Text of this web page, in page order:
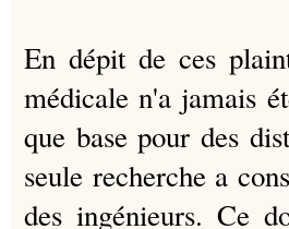
En dépit de ces
médicale n'a jamais
que base pour des
seule recherche a
des ingénieurs. Ce